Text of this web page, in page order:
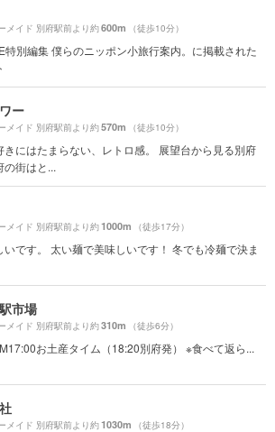
メイド 別府駅前より約600m （徒歩10分）
特別編集 僕らのニッポン小旅行案内。に掲載された
ー
メイド 別府駅前より約570m （徒歩10分）
きにはたまらない、レトロ感。 展望台から見る別府
の街はと...
メイド 別府駅前より約1000m （徒歩17分）
いです。 太い麺で美味しいです！ 冬でも冷麺で決ま
市場
メイド 別府駅前より約310m （徒歩6分）
お土産タイム（18:20別府発） ※食べて返ら...
メイド 別府駅前より約1030m （徒歩18分）